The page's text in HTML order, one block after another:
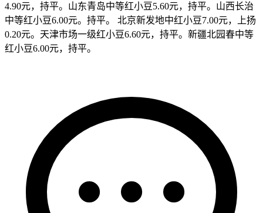
4.90元，持平。山东青岛中等红小豆5.60元，持平。山西长治
中等红小豆6.00元。持平。 北京新发地中红小豆7.00元，上扬
0.20元。天津市场一级红小豆6.60元，持平。新疆北园春中等
红小豆6.00元，持平。